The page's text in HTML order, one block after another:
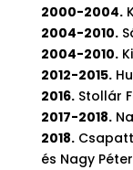
2000-2004.
2004-2010.
2004-2010.
2012-2015.
2016.Stollár
2017-2018.
2018.
és Nagy